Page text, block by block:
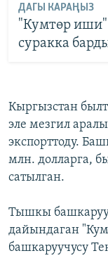
ДАГЫ КАРАҢЫЗ
"Кумтөр
суракка
Кыргызстан
эле мезгил
экспорттоду.
млн. долларга,
сатылган.
Тышкы
дайындаган
башкаруучусу